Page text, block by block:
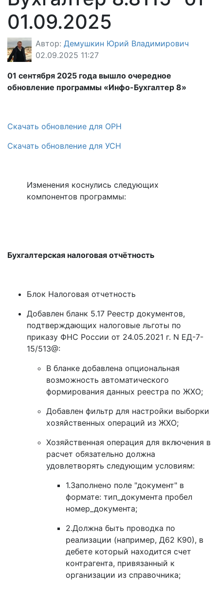
01.09.2025
Автор: Демушкин Юрий Владимирович
02.09.2025 11:27
01 сентября 2025 года вышло очередное
обновление программы «Инфо-Бухгалтер 8»
Скачать обновление для ОРН
Скачать обновление для УСН
Изменения коснулись следующих
компонентов программы:
Бухгалтерская налоговая отчётность
Блок Налоговая отчетность
Добавлен бланк 5.17 Реестр документов,
подтверждающих налоговые льготы по
приказу ФНС России от 24.05.2021 г. N ЕД-7-
15/513@:
В бланке добавлена опциональная
возможность автоматического
формирования данных реестра по ЖХО;
Добавлен фильтр для настройки выборки
хозяйственных операций из ЖХО;
Хозяйственная операция для включения в
расчет обязательно должна
удовлетворять следующим условиям:
1.Заполнено поле "документ" в
формате: тип_документа пробел
номер_документа;
2.Должна быть проводка по
реализации (например, Д62 К90), в
дебете который находится счет
контрагента, привязанный к
организации из справочника;